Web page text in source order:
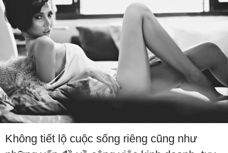
Không tiết lộ cuộc sống riêng cũng như